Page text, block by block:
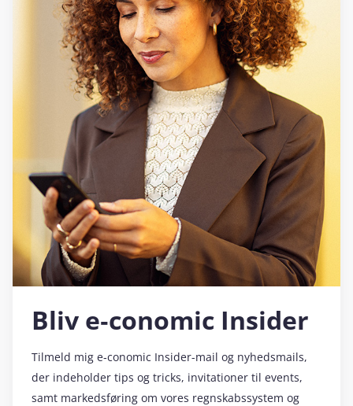
Bliv e‑conomic Insider
Tilmeld mig e‑conomic Insider-mail og nyhedsmails,
der indeholder tips og tricks, invitationer til events,
samt markedsføring om vores regnskabssystem og